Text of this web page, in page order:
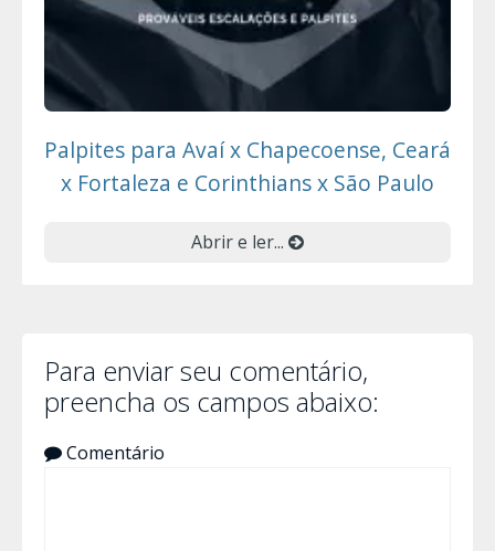
Palpites para Avaí x Chapecoense, Ceará
x Fortaleza e Corinthians x São Paulo
Abrir e ler...
Para enviar seu comentário,
preencha os campos abaixo:
Comentário